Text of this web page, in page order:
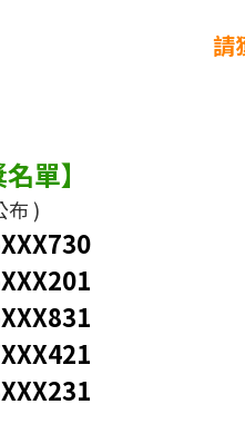
請
單】
布 )